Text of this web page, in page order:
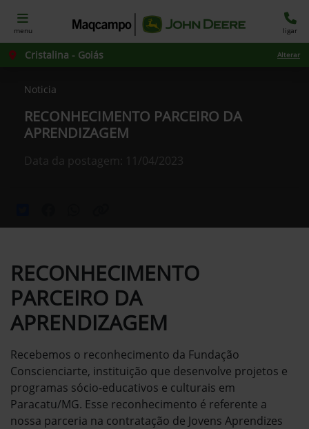
menu ligar
Cristalina - Goiás Alterar
Noticia
RECONHECIMENTO PARCEIRO DA
APRENDIZAGEM
Data da postagem: 11/04/2023
RECONHECIMENTO
PARCEIRO DA
APRENDIZAGEM
Recebemos o reconhecimento da Fundação
Conscienciarte, instituição que desenvolve projetos e
programas sócio-educativos e culturais em
Paracatu/MG. Esse reconhecimento é referente a
nossa parceria na contratação de Jovens Aprendizes